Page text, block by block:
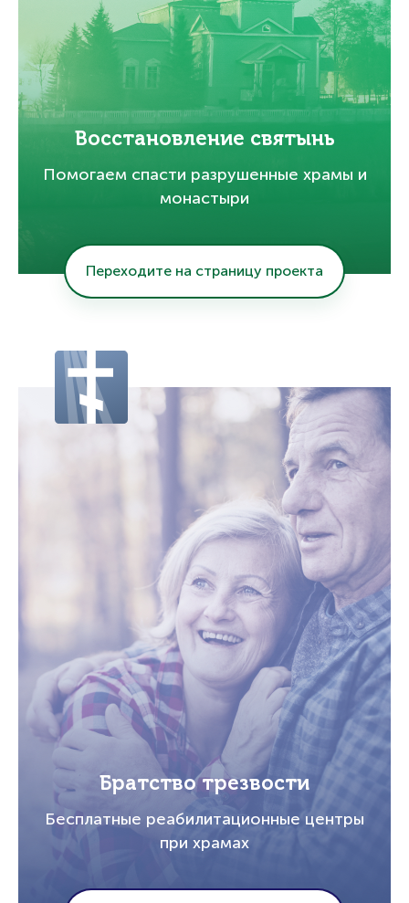
Восстановление святынь
Помогаем спасти разрушенные храмы и
монастыри
Переходите на страницу проекта
Братство трезвости
Бесплатные реабилитационные центры
при храмах